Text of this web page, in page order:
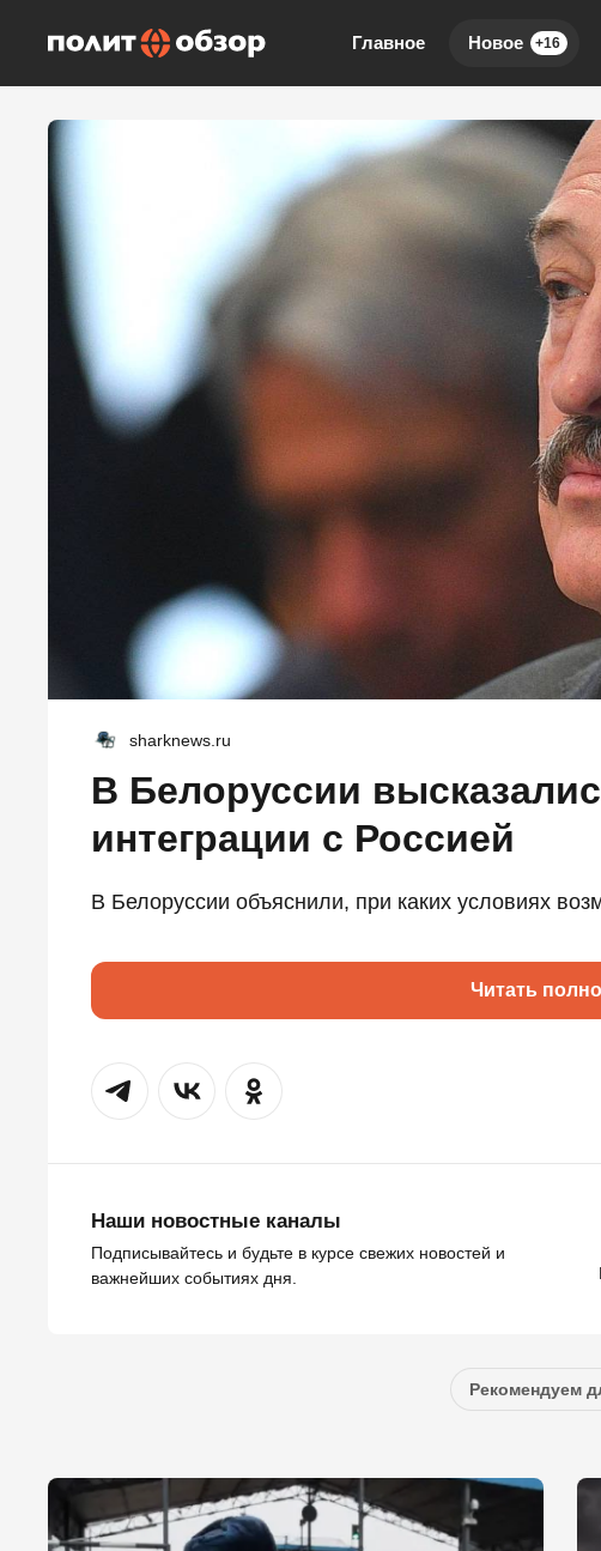
Главное Новое +16
sharknews.ru
В Белоруссии
интеграции с Россией
В Белоруссии объяснили, при каких условиях
Читать
Наши новостные каналы
Подписывайтесь и будьте в курсе свежих новостей и
важнейших событиях дня.
Рекомендуем